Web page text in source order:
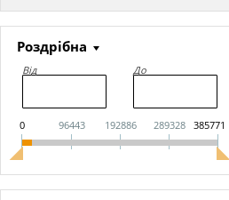
Роздрібна
Від До
0 96443 192886 289328 385771